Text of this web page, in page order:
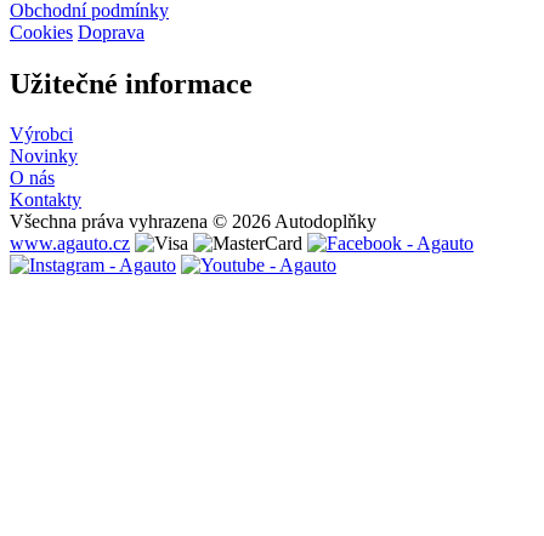
Obchodní podmínky
Cookies Doprava
Užitečné informace
Výrobci
Novinky
O nás
Kontakty
Všechna práva vyhrazena © 2026 Autodoplňky
www.agauto.cz